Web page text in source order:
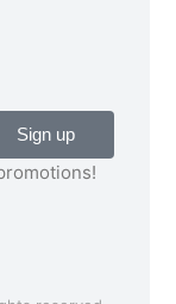
Sign up